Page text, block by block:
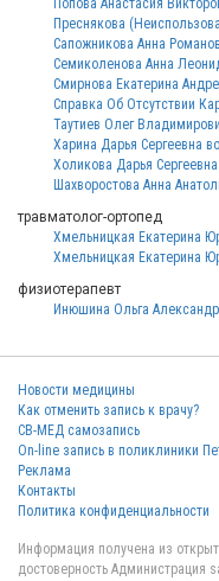
Попова Анастасия
Преснякова
Сапожникова Анна
Семиколенова Анна
Смирнова Екатерина
Справка Об Отсутствии
Таутиев Олег
Харина Дарья Сергеевна
Холикова Дарья Сергеевна
Шахворостова Анна
травматолог-ортопед
Хмельницкая Екатерина
Хмельницкая Екатерина
физиотерапевт
Инюшина Ольга
Новости медицины
Как отменить запись к врачу?
СВ-МЕД самозапись
On-line запись в поликлиники
Реклама
Контакты
Политика конфиденциальности
Информация получена из
достоверность Администрация